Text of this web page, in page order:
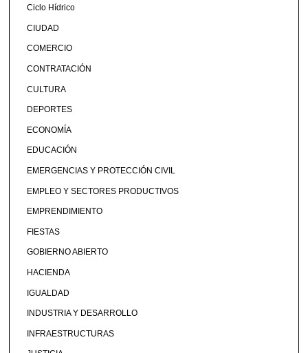
Ciclo Hídrico
CIUDAD
COMERCIO
CONTRATACIÓN
CULTURA
DEPORTES
ECONOMÍA
EDUCACIÓN
EMERGENCIAS Y PROTECCIÓN CIVIL
EMPLEO Y SECTORES PRODUCTIVOS
EMPRENDIMIENTO
FIESTAS
GOBIERNO ABIERTO
HACIENDA
IGUALDAD
INDUSTRIA Y DESARROLLO
INFRAESTRUCTURAS